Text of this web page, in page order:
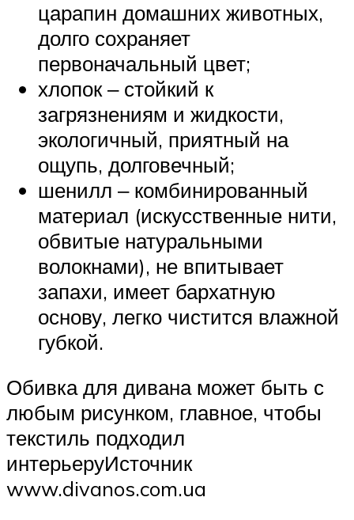
царапин домашних животных,
долго сохраняет
первоначальный цвет;
хлопок ‒ стойкий к
загрязнениям и жидкости,
экологичный, приятный на
ощупь, долговечный;
шенилл ‒ комбинированный
материал (искусственные нити,
обвитые натуральными
волокнами), не впитывает
запахи, имеет бархатную
основу, легко чистится влажной
губкой.
Обивка для дивана может быть с
любым рисунком, главное, чтобы
текстиль подходил
интерьеруИсточник
www.divanos.com.ua